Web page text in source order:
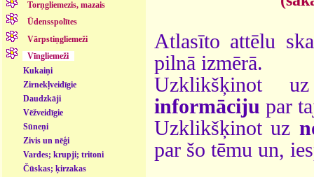
Torņgliemezis, mazais
Ūdensspolītes
Vārpstiņgliemeži
Vīngliemeži
Kukaiņi
Zirnekļveidīgie
Daudzkāji
Vēžveidīgie
Sūneņi
Zivis un nēģi
Vardes; krupji; tritoni
Čūskas; ķirzakas
Atlasīto attēlu
pilnā izmērā.
Uzklikšķinot
informāciju par
Uzklikšķinot uz
par šo tēmu un,